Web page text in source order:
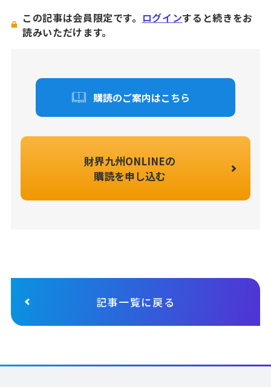
この記事は会員限定です。 ログインすると続きをお
読みいただけます。
購読のご案内はこちら
財界九州ONLINEの
購読を申し込む
記事一覧に戻る